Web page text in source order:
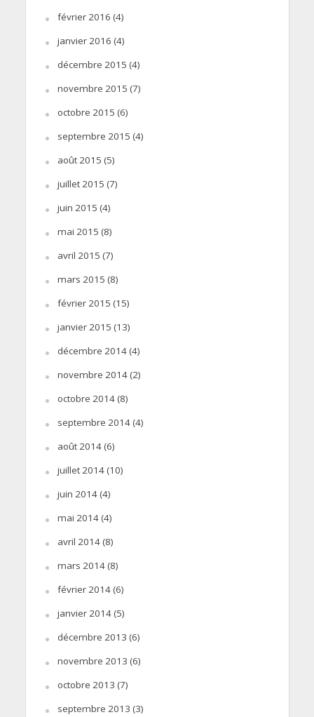
février 2016 (4)
janvier 2016 (4)
décembre 2015 (4)
novembre 2015 (7)
octobre 2015 (6)
septembre 2015 (4)
août 2015 (5)
juillet 2015 (7)
juin 2015 (4)
mai 2015 (8)
avril 2015 (7)
mars 2015 (8)
février 2015 (15)
janvier 2015 (13)
décembre 2014(4)
novembre 2014(2)
octobre 2014(8)
septembre 2014(4)
août 2014(6)
juillet 2014(10)
juin 2014(4)
mai 2014(4)
avril 2014(8)
mars 2014(8)
février 2014(6)
janvier 2014(5)
décembre 2013 (6)
novembre 2013 (6)
octobre 2013 (7)
septembre 2013 (3)